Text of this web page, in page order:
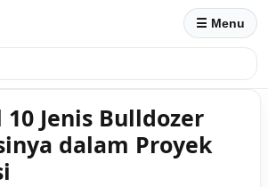
☰ Menu
Jenis Bulldozer
dalam Proyek